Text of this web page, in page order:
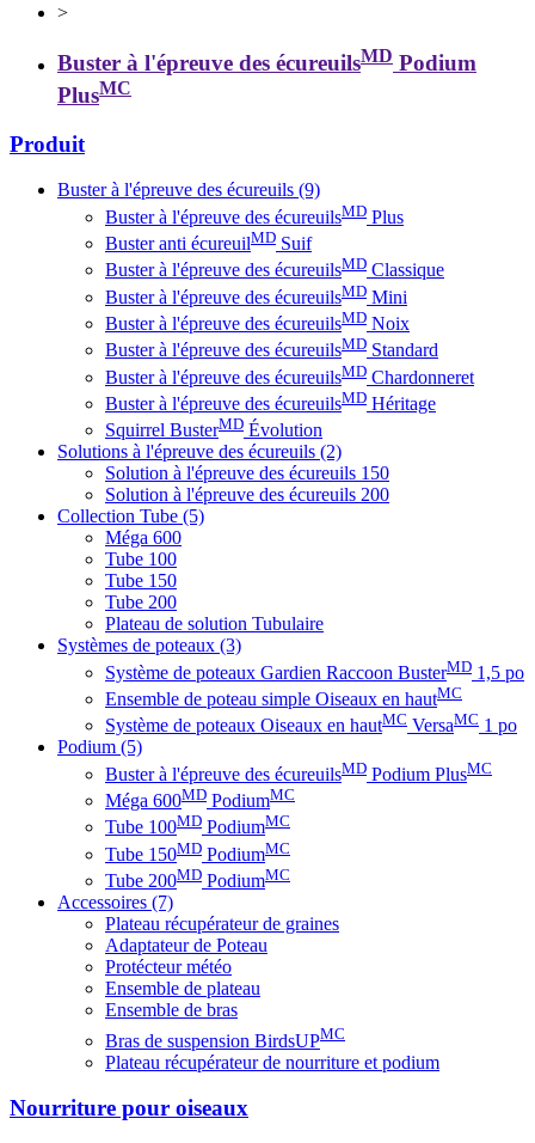
>
Buster à l'épreuve des écureuilsMD Podium
PlusMC
Produit
Buster à l'épreuve des écureuils (9)
Buster à l'épreuve des écureuilsMD Plus
Buster anti écureuilMD Suif
Buster à l'épreuve des écureuilsMD Classique
Buster à l'épreuve des écureuilsMD Mini
Buster à l'épreuve des écureuilsMD Noix
Buster à l'épreuve des écureuilsMD Standard
Buster à l'épreuve des écureuilsMD Chardonneret
Buster à l'épreuve des écureuilsMD Héritage
Squirrel BusterMD Évolution
Solutions à l'épreuve des écureuils (2)
Solution à l'épreuve des écureuils 150
Solution à l'épreuve des écureuils 200
Collection Tube (5)
Méga 600
Tube 100
Tube 150
Tube 200
Plateau de solution Tubulaire
Systèmes de poteaux (3)
Système de poteaux Gardien Raccoon BusterMD 1,5 po
Ensemble de poteau simple Oiseaux en hautMC
Système de poteaux Oiseaux en hautMC VersaMC 1 po
Podium (5)
Buster à l'épreuve des écureuilsMD Podium PlusMC
Méga 600MD PodiumMC
Tube 100MD PodiumMC
Tube 150MD PodiumMC
Tube 200MD PodiumMC
Accessoires (7)
Plateau récupérateur de graines
Adaptateur de Poteau
Protécteur météo
Ensemble de plateau
Ensemble de bras
Bras de suspension BirdsUPMC
Plateau récupérateur de nourriture et podium
Nourriture pour oiseaux